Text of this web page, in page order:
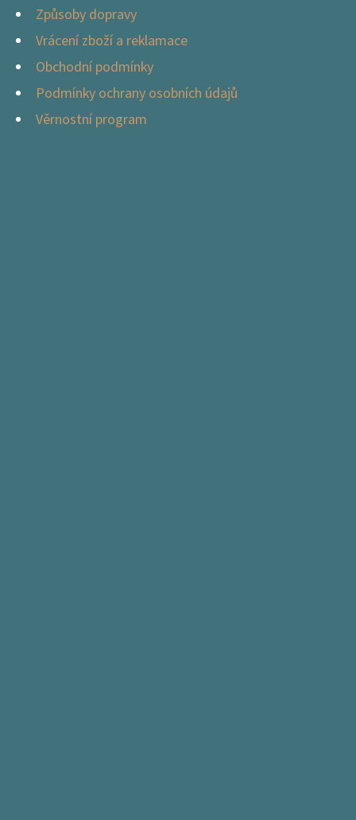
Způsoby dopravy
Vrácení zboží a reklamace
Obchodní podmínky
Podmínky ochrany osobních údajů
Věrnostní program